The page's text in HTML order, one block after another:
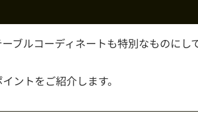
ブルコーディネートも特別なものにし
ントをご紹介します。